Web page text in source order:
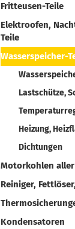
Fritteusen-Teile
Elektroofen,
Teile
Wasserspeicher-
Lastschütze,
Heizung,
Dichtungen
Motorkohlen
Reiniger,
Kondensatoren